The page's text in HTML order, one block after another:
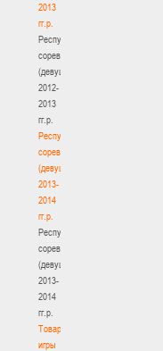
2013
гг.р.
Республиканские
соревнования
(девушки)
2012-
2013
гг.р.
Республиканские
соревнования
(девушки)
2013-
2014
гг.р.
Республиканские
соревнования
(девушки)
2013-
2014
гг.р.
Товарищеские
игры